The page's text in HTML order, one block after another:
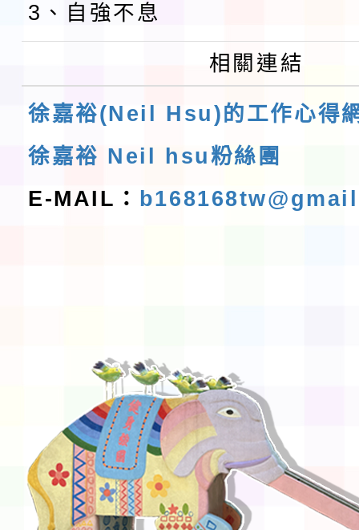
3、自強不息
相關連結
徐嘉裕(Neil Hsu)的工作心得
徐嘉裕 Neil hsu粉絲團
E-MAIL：